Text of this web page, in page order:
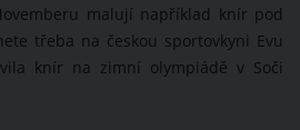
malují například knír pod
třeba na českou sportovkyni Evu
knír na zimní olympiádě v Soči